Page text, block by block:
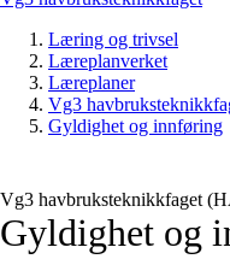
Læring og trivsel
Læreplanverket
Læreplaner
Vg3
Gyldighet og innføring
Vg3 havbruksteknikkfaget
Gyldighet og